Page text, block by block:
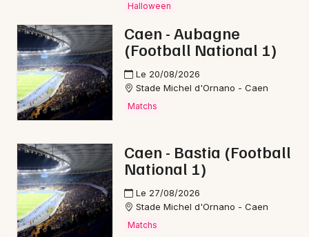
Halloween
Caen - Aubagne
(Football National 1)
Le 20/08/2026
Stade Michel d'Ornano - Caen
Matchs
Caen - Bastia (Football
National 1)
Le 27/08/2026
Stade Michel d'Ornano - Caen
Matchs